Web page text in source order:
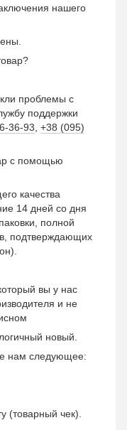
нашего
проблемы с
поддержки
36-93 +38 (095)
с помощью
качества
14 дней со дня
полной
подтверждающих
вы у нас
и не
новый.
нам следующее:
(товарный чек).